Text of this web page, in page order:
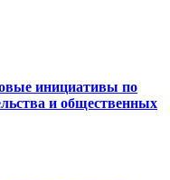
инициативы по
и общественных